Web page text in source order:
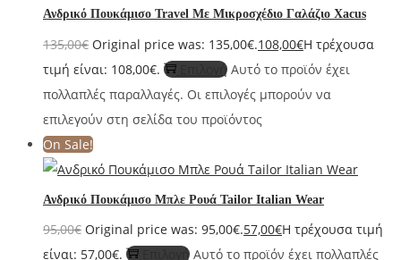
Ανδρικό Πουκάμισο Travel Με Μικροσχέδιο Γαλάζιο Xacus
135,00€ Original price was: 135,00€.108,00€Η τρέχουσα
τιμή είναι: 108,00€.
Επιλογή Αυτό το προϊόν έχει
πολλαπλές παραλλαγές. Οι επιλογές μπορούν να
επιλεγούν στη σελίδα του προϊόντος
On Sale!
Ανδρικό Πουκάμισο Μπλε Ρουά Tailor Italian Wear
95,00€ Original price was: 95,00€.57,00€Η τρέχουσα τιμή
είναι: 57,00€.
Επιλογή Αυτό το προϊόν έχει πολλαπλές